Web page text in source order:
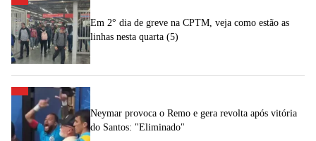
Em 2° dia de greve na CPTM, veja como estão as
linhas nesta quarta (5)
Neymar provoca o Remo e gera revolta após vitória
do Santos: "Eliminado"